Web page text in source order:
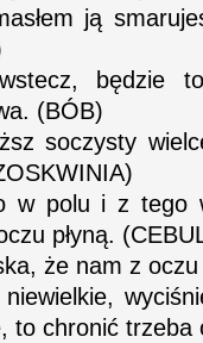
ją
będzie
(BÓB)
soczysty
w polu i z tego
płyną.
że nam z oczu
to chronić trzeba